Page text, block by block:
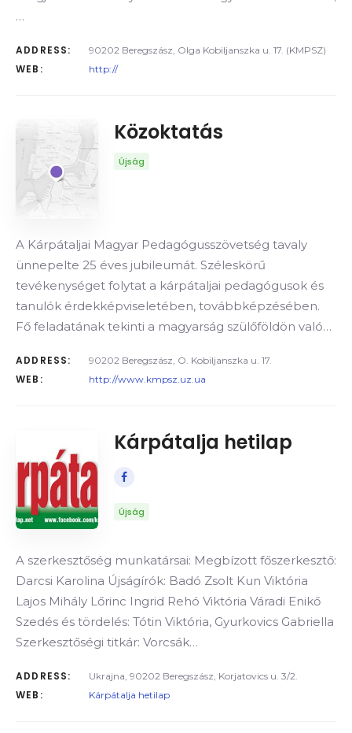
…
ADDRESS: 90202 Beregszász, Olga Kobiljanszka u. 17. (KMPSZ)
WEB: http://
Közoktatás
Újság
A Kárpátaljai Magyar Pedagógusszövetség tavaly
ünnepelte 25 éves jubileumát. Széleskörű
tevékenységet folytat a kárpátaljai pedagógusok és
tanulók érdekképviseletében, továbbképzésében.
Fő feladatának tekinti a magyarság szülőföldön való…
ADDRESS: 90202 Beregszász, O. Kobiljanszka u. 17.
WEB: http://www.kmpsz.uz.ua
Kárpátalja hetilap
Újság
A szerkesztőség munkatársai: Megbízott főszerkesztő:
Darcsi Karolina Újságírók: Badó Zsolt Kun Viktória
Lajos Mihály Lőrinc Ingrid Rehó Viktória Váradi Enikő
Szedés és tördelés: Tótin Viktória, Gyurkovics Gabriella
Szerkesztőségi titkár: Vorcsák…
ADDRESS: Ukrajna, 90202 Beregszász, Korjatovics u. 3/2.
WEB: Kárpátalja hetilap